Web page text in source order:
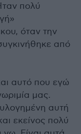
πολύ
όταν την
από
αυτό που εγώ
μας.
αυτή
εκείνος πολύ